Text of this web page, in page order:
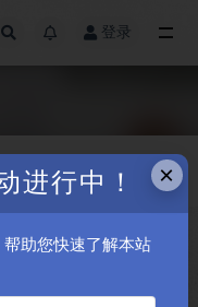
登录
×
进行中！
助您快速了解本站